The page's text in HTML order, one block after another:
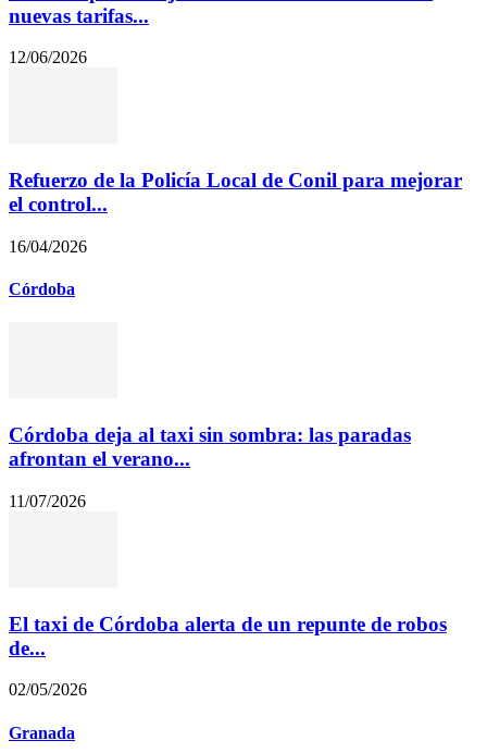
nuevas tarifas...
12/06/2026
Refuerzo de la Policía Local de Conil para mejorar
el control...
16/04/2026
Córdoba
Córdoba deja al taxi sin sombra: las paradas
afrontan el verano...
11/07/2026
El taxi de Córdoba alerta de un repunte de robos
de...
02/05/2026
Granada